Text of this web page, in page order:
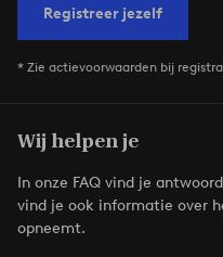
Registreer jezelf
* Zie actievoorwaarden bij
Wij helpen je
In onze FAQ vind je
vind je ook informatie over
opneemt.